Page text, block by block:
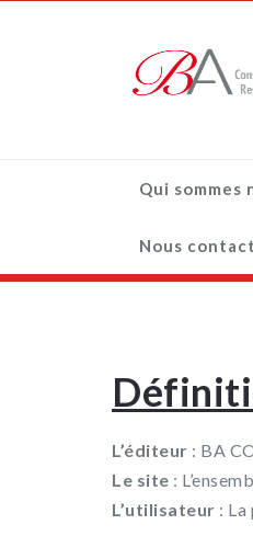
Qui sommes
Nous
L’éditeur : BA
Le site :
L’utilisateur :